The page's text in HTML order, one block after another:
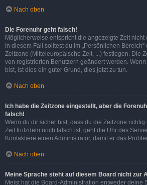
Nach oben
Die Forenuhr geht falsch!
Möglicherweise entspricht die angezeigte Zeit
In diesem Fall solltest du im „Persönlichen
Zeitzone (Mitteleuropäische Zeit, ...) festlegen. Die
von registrierten Benutzern geändert werden.
bist, ist dies ein guter Grund, dies jetzt zu tun.
Nach oben
Ich habe die Zeitzone eingestellt, aber die
falsch!
Wenn du dir sicher bist, dass du die Zeitzone
Zeit trotzdem noch falsch ist, geht die Uhr des
Kontaktiere einen Administrator, damit er das
Nach oben
Meine Sprache steht auf diesem Board nicht zur
Meist hat die Board-Administration entweder deine